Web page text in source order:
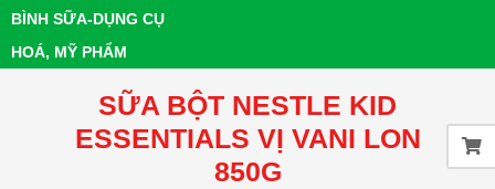
BÌNH SỮA-DỤNG CỤ
HOÁ, MỸ PHẨM
SỮA BỘT NESTLE KID
ESSENTIALS VỊ VANI LON
850G